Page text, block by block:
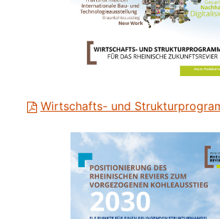
Wirtschafts- und